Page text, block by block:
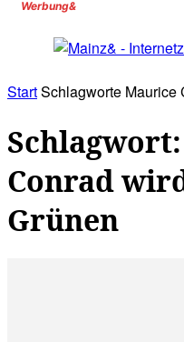
Werbung&
StartSchlagworte Maurice
Conrad
Grünen